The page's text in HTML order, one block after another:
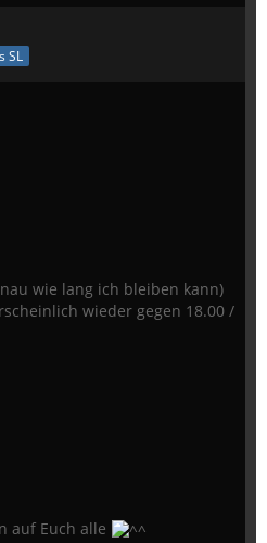
SL
wie lang ich bleiben kann)
wieder gegen 18.00 /
auf Euch alle